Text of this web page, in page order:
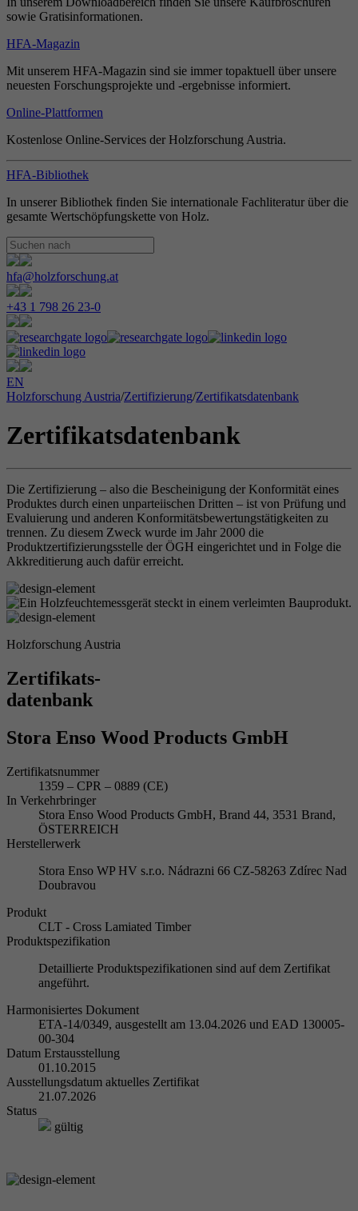
sowie Gratisinformationen.
HFA-Magazin
Mit unserem HFA-Magazin sind sie immer topaktuell über unsere
neuesten Forschungsprojekte und -ergebnisse informiert.
Online-Plattformen
Kostenlose Online-Services der Holzforschung Austria.
HFA-Bibliothek
In unserer Bibliothek finden Sie internationale Fachliteratur über die
gesamte Wertschöpfungskette von Holz.
hfa@holzforschung.at
+43 1 798 26 23-0
EN
Holzforschung Austria/Zertifizierung/Zertifikatsdatenbank
Zertifikatsdatenbank
Die Zertifizierung – also die Bescheinigung der Konformität eines
Produktes durch einen unparteiischen Dritten – ist von Prüfung und
Evaluierung und anderen Konformitätsbewertungstätigkeiten zu
trennen. Zu diesem Zweck wurde im Jahr 2000 die
Produktzertifizierungsstelle der ÖGH eingerichtet und in Folge die
Akkreditierung auch dafür erreicht.
Holzforschung Austria
Zertifikats-
datenbank
Stora Enso Wood Products GmbH
Zertifikatsnummer
1359 – CPR – 0889 (CE)
In Verkehrbringer
Stora Enso Wood Products GmbH, Brand 44, 3531 Brand,
ÖSTERREICH
Herstellerwerk
Stora Enso WP HV s.r.o. Nádrazni 66 CZ-58263 Zdírec Nad
Doubravou
Produkt
CLT - Cross Lamiated Timber
Produktspezifikation
Detaillierte Produktspezifikationen sind auf dem Zertifikat
angeführt.
Harmonisiertes Dokument
ETA-14/0349, ausgestellt am 13.04.2026 und EAD 130005-
00-304
Datum Erstausstellung
01.10.2015
Ausstellungsdatum aktuelles Zertifikat
21.07.2026
Status
gültig